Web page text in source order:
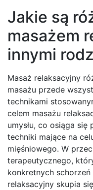
Jakie są
masażem
innymi
Masaż relaksacyjny
masażu przede
technikami
celem masażu
umysłu, co osiąga
techniki mające na
mięśniowego. W
terapeutycznego,
konkretnych
relaksacyjny skupia